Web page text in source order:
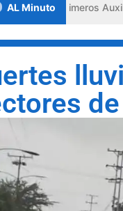
AL MinutoAuxilios